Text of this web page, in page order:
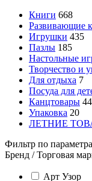
Книги 668
Развивающие
Игрушки 435
Пазлы 185
Настольные
Творчество и
Для отдыха 7
Посуда для
Канцтовары 44
Упаковка 20
ЛЕТНИЕ
Фильтр по
Бренд / Торговая
Арт Узор